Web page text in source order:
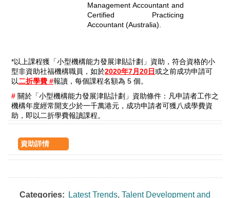
Management Accountant and
Certified Practicing
Accountant (Australia).
*以上課程獲「小型機構能力發展津貼計劃」資助，符合資格的小
型非資助社福機構職員，如於2020年7月20日或之前成功申請可
以二折學費 #報讀，每個課程名額為 5 個。
# 關於「小型機構能力發展津貼計劃」資助條件：凡申請者工作之
機構年度經常開支少於一千萬港元，成功申請者可獲八成學費資
助，即以二折學費報讀課程。
資助詳情
Categories: Latest Trends, Talent Development and